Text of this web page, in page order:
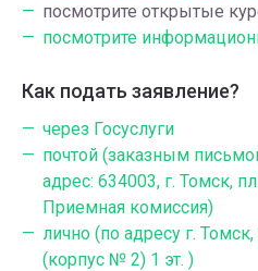
посмотрите открытые
посмотрите
Как подать заявление?
через Госуслуги
почтой (заказным
адрес: 634003, г. Томск,
Приемная комиссия)
лично (по адресу г.
(корпус № 2) 1 эт. )